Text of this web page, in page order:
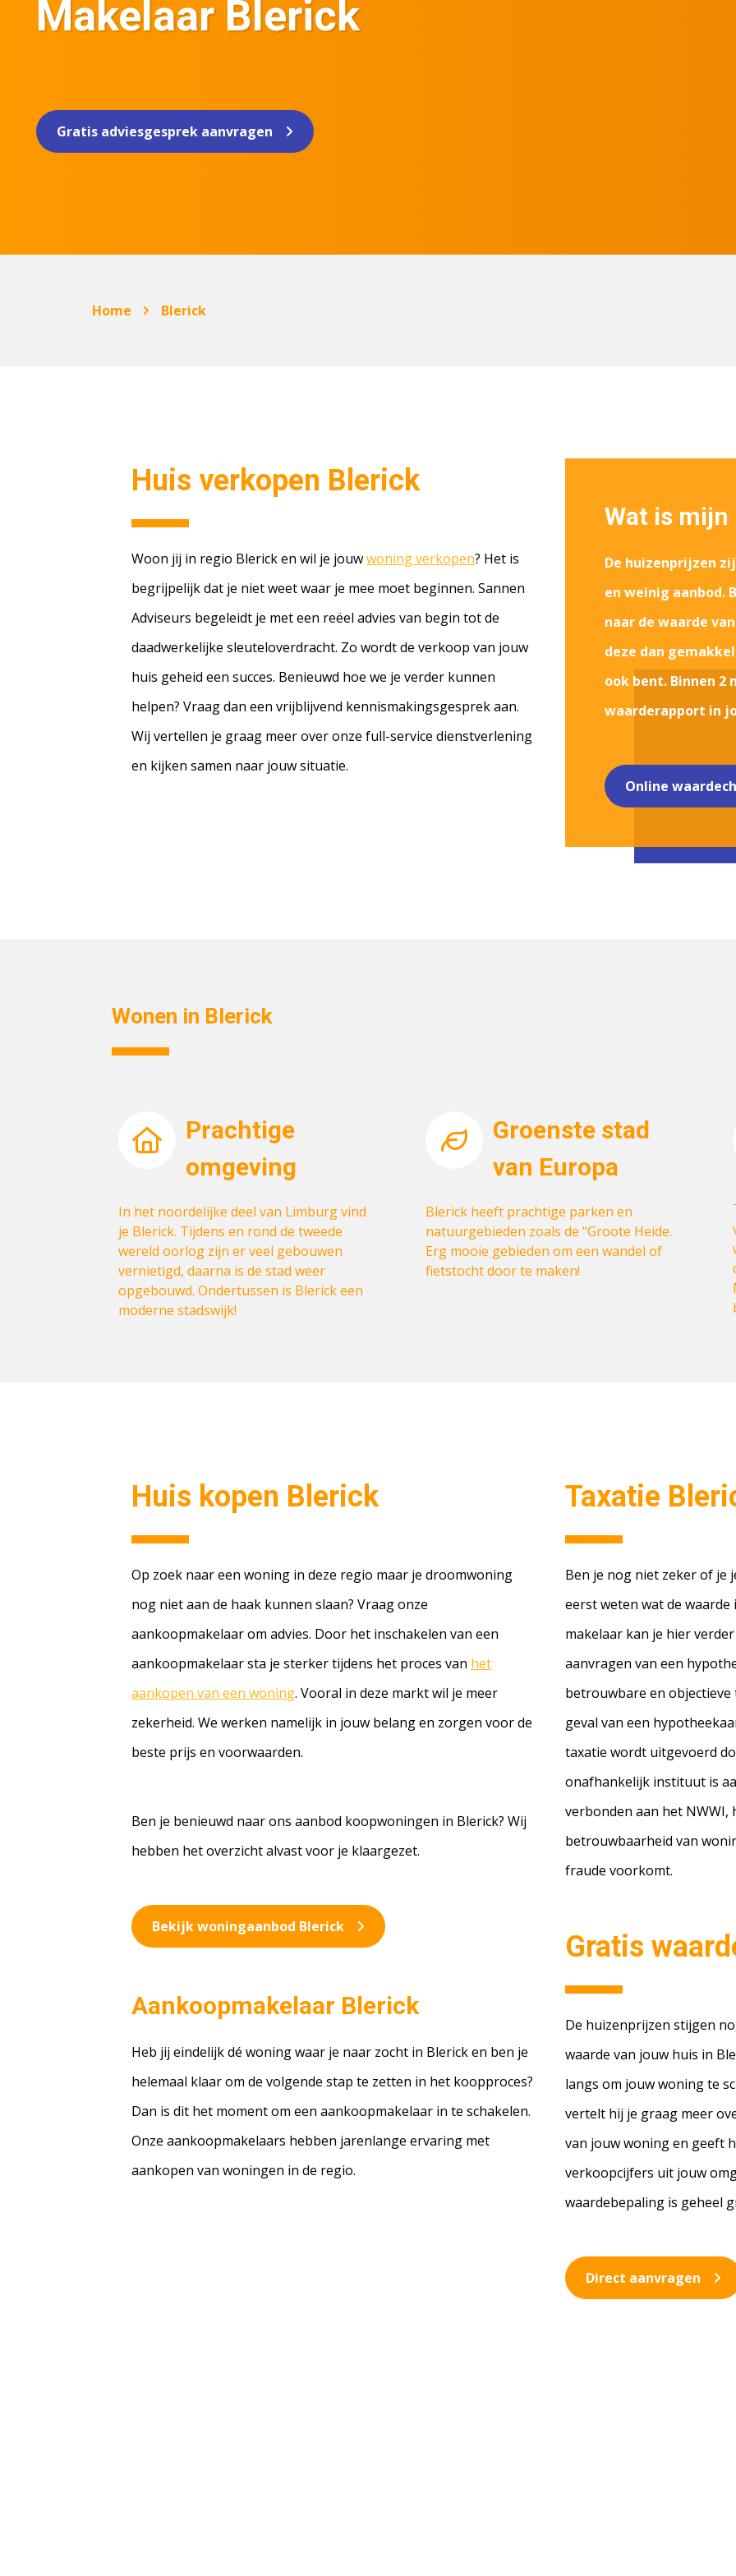
Makelaar Blerick
Gratis adviesgesprek aanvragen
Home Blerick
Huis verkopen Blerick
Woon jij in regio Blerick en wil je jouwwoning verkopen? Het is
begrijpelijk dat je niet weet waar je mee moet beginnen. Sannen
Adviseurs begeleidt je met een reëel advies van begin tot de
daadwerkelijke sleuteloverdracht. Zo wordt de verkoop van jouw
huis geheid een succes. Benieuwd hoe we je verder kunnen
helpen? Vraag dan een vrijblijvend kennismakingsgesprek aan.
Wij vertellen je graag meer over onze full-service dienstverlening
en kijken samen naar jouw situatie.
Wat is mijn
De huizenprijzen
en weinig aanbod.
naar de waarde
deze dan
ook bent. Binnen
waarderapport in
Online
Wonen in Blerick
Prachtige
omgeving
In het noordelijke deel van Limburg vind
je Blerick. Tijdens en rond de tweede
wereld oorlog zijn er veel gebouwen
vernietigd, daarna is de stad weer
opgebouwd. Ondertussen is Blerick een
moderne stadswijk!
Groenste stad
van Europa
Blerick heeft prachtige parken en
natuurgebieden zoals de "Groote Heide.
Erg mooie gebieden om een wandel of
fietstocht door te maken!
Huis kopen Blerick
Op zoek naar een woning in deze regio maar je droomwoning
nog niet aan de haak kunnen slaan? Vraag onze
aankoopmakelaar om advies. Door het inschakelen van een
aankoopmakelaar sta je sterker tijdens het proces van het
aankopen van een woning. Vooral in deze markt wil je meer
zekerheid. We werken namelijk in jouw belang en zorgen voor de
beste prijs en voorwaarden.
Ben je benieuwd naar ons aanbod koopwoningen in Blerick? Wij
hebben het overzicht alvast voor je klaargezet.
Bekijk woningaanbod Blerick
Aankoopmakelaar Blerick
Heb jij eindelijk dé woning waar je naar zocht in Blerick en ben je
helemaal klaar om de volgende stap te zetten in het koopproces?
Dan is dit het moment om een aankoopmakelaar in te schakelen.
Onze aankoopmakelaars hebben jarenlange ervaring met
aankopen van woningen in de regio.
Taxatie
Ben je nog niet zeker of je
eerst weten wat de waarde
makelaar kan je hier
aanvragen van een
betrouwbare en
geval van een
taxatie wordt uitgevoerd
onafhankelijk instituut is
verbonden aan het
betrouwbaarheid van
fraude voorkomt.
Gratis
De huizenprijzen stijgen
waarde van jouw huis in
langs om jouw woning te
vertelt hij je graag meer
van jouw woning en geeft
verkoopcijfers uit jouw
waardebepaling is geheel
Direct aanvragen